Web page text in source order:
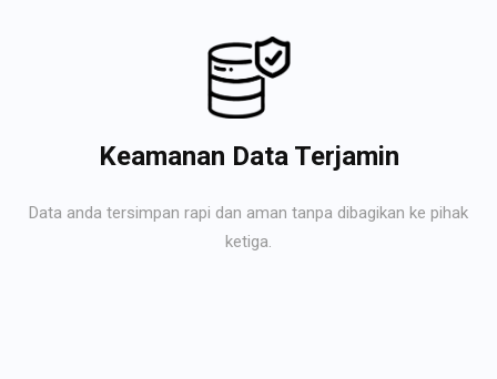
Keamanan Data Terjamin
Data anda tersimpan rapi dan aman tanpa dibagikan ke pihak
ketiga.